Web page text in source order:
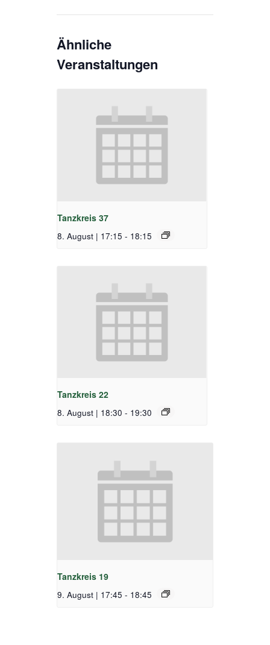
Ähnliche
Veranstaltungen
Tanzkreis 37
8. August | 17:15 - 18:15
Tanzkreis 22
8. August | 18:30 - 19:30
Tanzkreis 19
9. August | 17:45 - 18:45